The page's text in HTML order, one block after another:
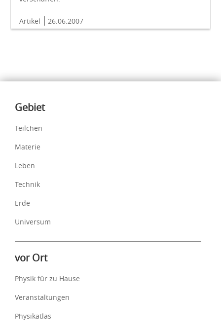
Artikel 26.06.2007
Inhalte
Gebiet
Teilchen
Materie
Leben
Technik
Erde
Universum
vor Ort
Physik für zu Hause
Veranstaltungen
Physikatlas